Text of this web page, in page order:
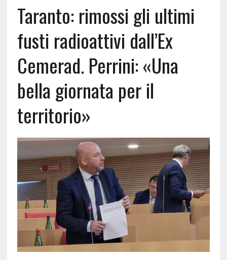
Taranto: rimossi gli ultimi
fusti radioattivi dall’Ex
Cemerad. Perrini: «Una
bella giornata per il
territorio»